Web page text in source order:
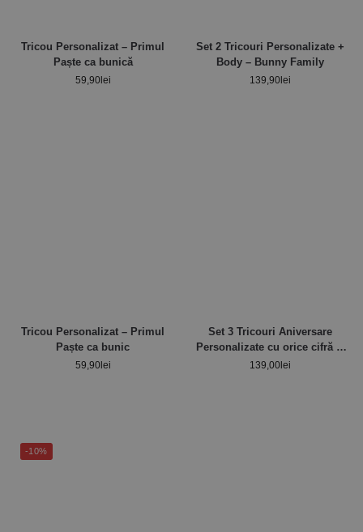
Tricou Personalizat – Primul
Paște ca bunică
59,90lei
Set 2 Tricouri Personalizate +
Body – Bunny Family
139,90lei
Tricou Personalizat – Primul
Paște ca bunic
59,90lei
Set 3 Tricouri Aniversare
Personalizate cu orice cifră și
nume – Masha
139,00lei
-10%